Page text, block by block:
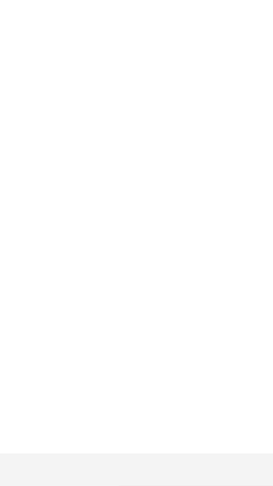
da oxigenação, o que
São rações com